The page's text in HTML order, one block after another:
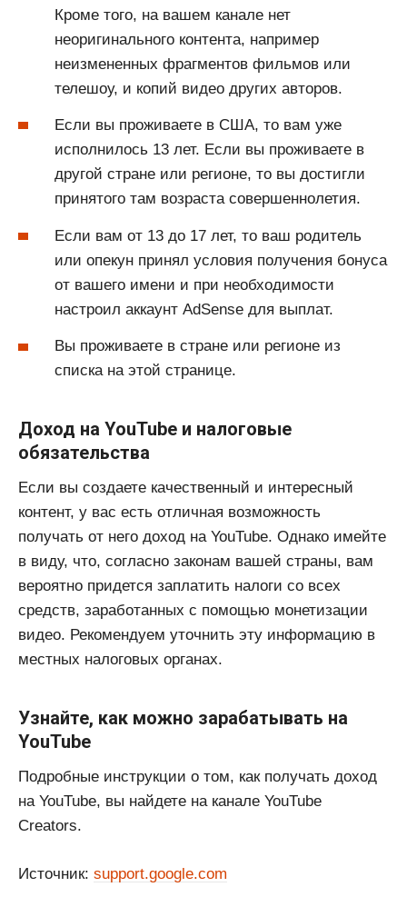
Кроме того, на вашем канале нет
неоригинального контента, например
неизмененных фрагментов фильмов или
телешоу, и копий видео других авторов.
Если вы проживаете в США, то вам уже
исполнилось 13 лет. Если вы проживаете в
другой стране или регионе, то вы достигли
принятого там возраста совершеннолетия.
Если вам от 13 до 17 лет, то ваш родитель
или опекун принял условия получения бонуса
от вашего имени и при необходимости
настроил аккаунт AdSense для выплат.
Вы проживаете в стране или регионе из
списка на этой странице.
Доход на YouTube и налоговые
обязательства
Если вы создаете качественный и интересный
контент, у вас есть отличная возможность
получать от него доход на YouTube. Однако имейте
в виду, что, согласно законам вашей страны, вам
вероятно придется заплатить налоги со всех
средств, заработанных с помощью монетизации
видео. Рекомендуем уточнить эту информацию в
местных налоговых органах.
Узнайте, как можно зарабатывать на
YouTube
Подробные инструкции о том, как получать доход
на YouTube, вы найдете на канале YouTube
Creators.
Источник: support.google.com